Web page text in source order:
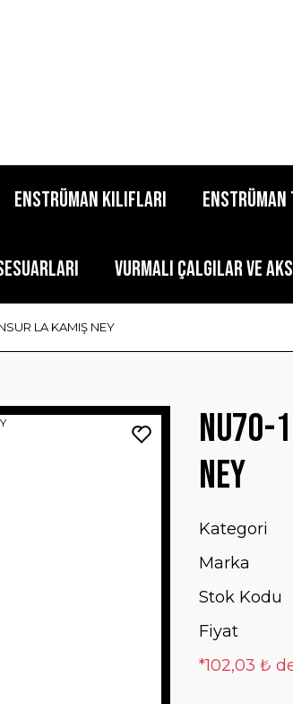
ENSTRÜMAN KILIFLARI ENSTRÜMAN
VURMALI ÇALGILAR VE
LA KAMIŞ NEY
NU70-
NEY
Kategori
Marka
Stok Kodu
Fiyat
*102,03 ₺